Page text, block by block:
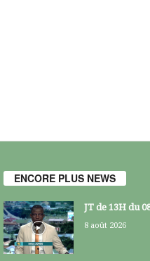
ENCORE PLUS NEWS
JT de 13H du
8 août 2026